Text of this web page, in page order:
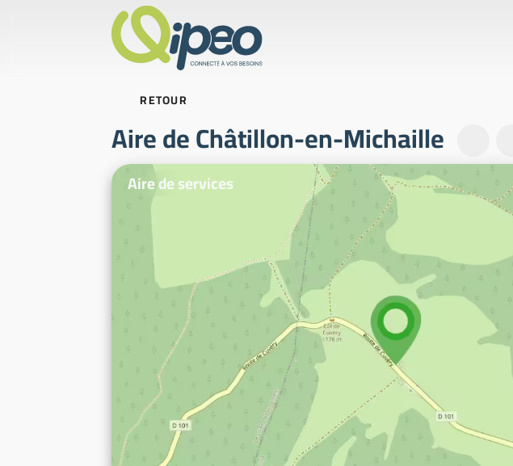
RETOUR
Aire de Châtillon-en-Michaille
Photos d'illustration
Aire de services